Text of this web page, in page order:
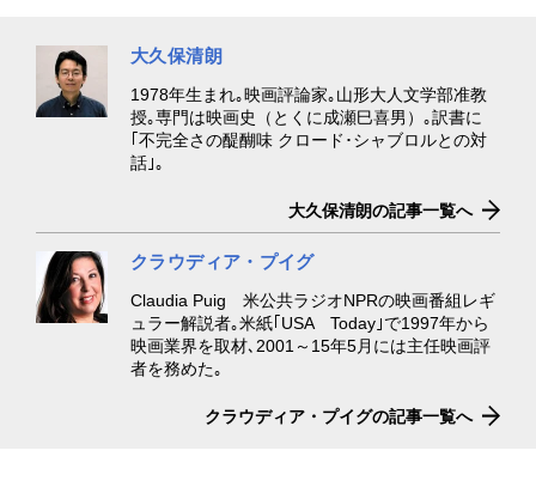
大久保清朗
1978年生まれ｡映画評論家｡山形大人文学部准教
授｡専門は映画史（とくに成瀬巳喜男）｡訳書に
｢不完全さの醍醐味 クロード･シャブロルとの対
話｣｡
大久保清朗の記事一覧へ
クラウディア・プイグ
Claudia Puig 米公共ラジオNPRの映画番組レギ
ュラー解説者｡米紙｢USA Today｣で1997年から
映画業界を取材､2001～15年5月には主任映画評
者を務めた｡
クラウディア・プイグの記事一覧へ